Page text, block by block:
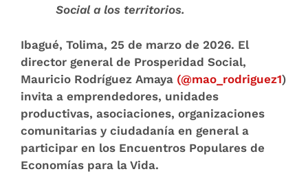
Social a los territorios.
Ibagué, Tolima, 25 de marzo de 2026. El
director general de Prosperidad Social,
Mauricio Rodríguez Amaya (@mao_rodriguez1)
invita a emprendedores, unidades
productivas, asociaciones, organizaciones
comunitarias y ciudadanía en general a
participar en los Encuentros Populares de
Economías para la Vida.